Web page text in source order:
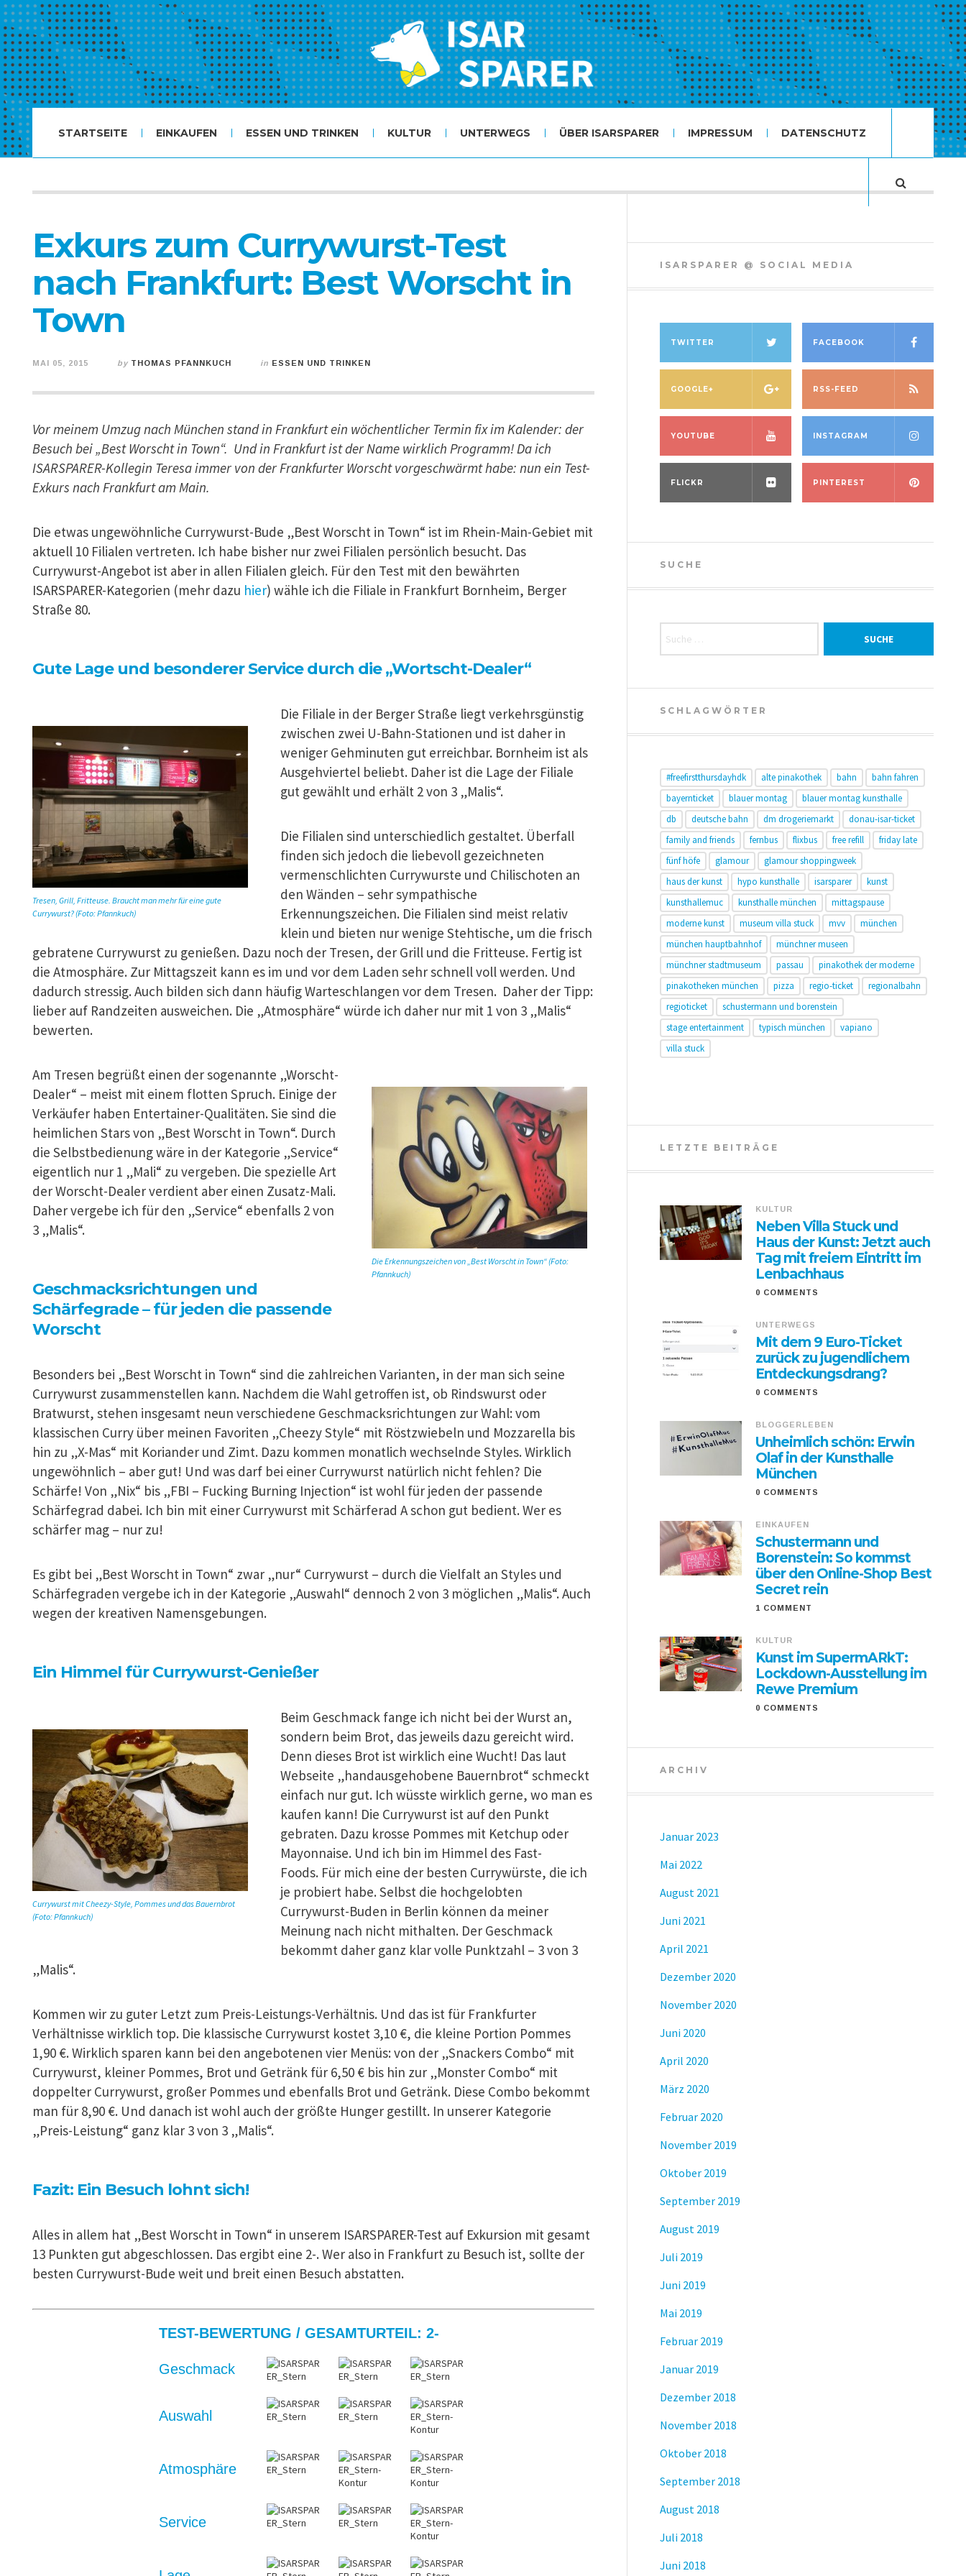
STARTSEITE EINKAUFEN ESSEN UND TRINKEN KULTUR UNTERWEGS ÜBER ISARSPARER IMPRESSUM DATENSCHUTZ
Exkurs zum Currywurst-Test
nach Frankfurt: Best Worscht in
Town
MAI 05, 2015 by THOMAS PFANNKUCH in ESSEN UND TRINKEN
Vor meinem Umzug nach München stand in Frankfurt ein wöchentlicher Termin fix im Kalender: der
Besuch bei „Best Worscht in Town“. Und in Frankfurt ist der Name wirklich Programm! Da ich
ISARSPARER-Kollegin Teresa immer von der Frankfurter Worscht vorgeschwärmt habe: nun ein Test-
Exkurs nach Frankfurt am Main.
Die etwas ungewöhnliche Currywurst-Bude „Best Worscht in Town“ ist im Rhein-Main-Gebiet mit
aktuell 10 Filialen vertreten. Ich habe bisher nur zwei Filialen persönlich besucht. Das
Currywurst-Angebot ist aber in allen Filialen gleich. Für den Test mit den bewährten
ISARSPARER-Kategorien (mehr dazu hier) wähle ich die Filiale in Frankfurt Bornheim, Berger
Straße 80.
Gute Lage und besonderer Service durch die „Wortscht-Dealer“
Tresen, Grill, Fritteuse. Braucht man mehr für eine gute
Currywurst? (Foto: Pfannkuch)
Die Filiale in der Berger Straße liegt verkehrsgünstig
zwischen zwei U-Bahn-Stationen und ist daher in
weniger Gehminuten gut erreichbar. Bornheim ist als
Ausgehviertel beliebt. Daher ist die Lage der Filiale
gut gewählt und erhält 2 von 3 „Malis“.
Die Filialen sind unterschiedlich gestaltet. Überfall
finden sich jedoch die liebevoll gezeichneten
vermenschlichten Currywurste und Chilischoten an
den Wänden – sehr sympathische
Erkennungszeichen. Die Filialen sind meist relativ
klein und bieten nur wenige Stehtische, um die frisch
gebratene Currywurst zu genießen. Dazu noch der Tresen, der Grill und die Fritteuse. Fertig ist
die Atmosphäre. Zur Mittagszeit kann es im und vor dem Laden sehr schnell voll werden. Und
dadurch stressig. Auch bilden sich dann häufig Warteschlangen vor dem Tresen. Daher der Tipp:
lieber auf Randzeiten ausweichen. Die „Atmosphäre“ würde ich daher nur mit 1 von 3 „Malis“
bewerten.
Die Erkennungszeichen von „Best Worscht in Town“ (Foto:
Pfannkuch)
Am Tresen begrüßt einen der sogenannte „Worscht-
Dealer“ – meist mit einem flotten Spruch. Einige der
Verkäufer haben Entertainer-Qualitäten. Sie sind die
heimlichen Stars von „Best Worscht in Town“. Durch
die Selbstbedienung wäre in der Kategorie „Service“
eigentlich nur 1 „Mali“ zu vergeben. Die spezielle Art
der Worscht-Dealer verdient aber einen Zusatz-Mali.
Daher vergebe ich für den „Service“ ebenfalls 2 von
3 „Malis“.
Geschmacksrichtungen und
Schärfegrade – für jeden die passende
Worscht
Besonders bei „Best Worscht in Town“ sind die zahlreichen Varianten, in der man sich seine
Currywurst zusammenstellen kann. Nachdem die Wahl getroffen ist, ob Rindswurst oder
Bratwurst, stehen insgesamt neun verschiedene Geschmacksrichtungen zur Wahl: vom
klassischen Curry über meinen Favoriten „Cheezy Style“ mit Röstzwiebeln und Mozzarella bis
hin zu „X-Mas“ mit Koriander und Zimt. Dazu kommen monatlich wechselnde Styles. Wirklich
ungewöhnlich – aber gut! Und was darf bei einer Currywurst natürlich nicht fehlen? Die
Schärfe! Von „Nix“ bis „FBI – Fucking Burning Injection“ ist wohl für jeden der passende
Schärfegrad dabei. Ich bin mit einer Currywurst mit Schärferad A schon gut bedient. Wer es
schärfer mag – nur zu!
Es gibt bei „Best Worscht in Town“ zwar „nur“ Currywurst – durch die Vielfalt an Styles und
Schärfegraden vergebe ich in der Kategorie „Auswahl“ dennoch 2 von 3 möglichen „Malis“. Auch
wegen der kreativen Namensgebungen.
Ein Himmel für Currywurst-Genießer
Currywurst mit Cheezy-Style, Pommes und das Bauernbrot
(Foto: Pfannkuch)
Beim Geschmack fange ich nicht bei der Wurst an,
sondern beim Brot, das jeweils dazu gereicht wird.
Denn dieses Brot ist wirklich eine Wucht! Das laut
Webseite „handausgehobene Bauernbrot“ schmeckt
einfach nur gut. Ich wüsste wirklich gerne, wo man es
kaufen kann! Die Currywurst ist auf den Punkt
gebraten. Dazu krosse Pommes mit Ketchup oder
Mayonnaise. Und ich bin im Himmel des Fast-
Foods. Für mich eine der besten Currywürste, die ich
je probiert habe. Selbst die hochgelobten
Currywurst-Buden in Berlin können da meiner
Meinung nach nicht mithalten. Der Geschmack
bekommt daher ganz klar volle Punktzahl – 3 von 3
„Malis“.
Kommen wir zu guter Letzt zum Preis-Leistungs-Verhältnis. Und das ist für Frankfurter
Verhältnisse wirklich top. Die klassische Currywurst kostet 3,10 €, die kleine Portion Pommes
1,90 €. Wirklich sparen kann bei den angebotenen vier Menüs: von der „Snackers Combo“ mit
Currywurst, kleiner Pommes, Brot und Getränk für 6,50 € bis hin zur „Monster Combo“ mit
doppelter Currywurst, großer Pommes und ebenfalls Brot und Getränk. Diese Combo bekommt
man für 8,90 €. Und danach ist wohl auch der größte Hunger gestillt. In unserer Kategorie
„Preis-Leistung“ ganz klar 3 von 3 „Malis“.
Fazit: Ein Besuch lohnt sich!
Alles in allem hat „Best Worscht in Town“ in unserem ISARSPARER-Test auf Exkursion mit gesamt
13 Punkten gut abgeschlossen. Das ergibt eine 2-. Wer also in Frankfurt zu Besuch ist, sollte der
besten Currywurst-Bude weit und breit einen Besuch abstatten.
TEST-BEWERTUNG / GESAMTURTEIL: 2-
Geschmack
Auswahl
Atmosphäre
Service
ISARSPARER @ SOCIAL MEDIA
TWITTER FACEBOOK
GOOGLE+ RSS-FEED
YOUTUBE INSTAGRAM
FLICKR PINTEREST
SUCHE
SCHLAGWÖRTER
#freefirstthursdayhdk alte pinakothek bahn
bahn fahren
bayernticket
blauer montag
blauer montag kunsthalle
db
deutsche bahn dm drogeriemarkt
donau-isar-ticket
family and friends
fernbus flixbus free refill
friday late
fünf höfe
glamour
glamour shoppingweek
haus der kunst
hypo kunsthalle isarsparer
kunst
kunsthallemuc
kunsthalle münchen
mittagspause
moderne kunst
museum villa stuck mvv
münchen
münchen hauptbahnhof
münchner museen
münchner stadtmuseum
passau
pinakothek der moderne
pinakotheken münchen
pizza regio-ticket
regionalbahn
regioticket
schustermann und borenstein
stage entertainment
typisch münchen
vapiano
villa stuck
LETZTE BEITRÄGE
KULTUR
Neben Villa Stuck und
Haus der Kunst: Jetzt auch
Tag mit freiem Eintritt im
Lenbachhaus
0 COMMENTS
UNTERWEGS
Mit dem 9 Euro-Ticket
zurück zu jugendlichem
Entdeckungsdrang?
0 COMMENTS
BLOGGERLEBEN
Unheimlich schön: Erwin
Olaf in der Kunsthalle
München
0 COMMENTS
EINKAUFEN
Schustermann und
Borenstein: So kommst
über den Online-Shop Best
Secret rein
1 COMMENT
KULTUR
Kunst im SupermARkT:
Lockdown-Ausstellung im
Rewe Premium
0 COMMENTS
ARCHIV
Januar 2023
Mai 2022
August 2021
Juni 2021
April 2021
Dezember 2020
November 2020
Juni 2020
April 2020
März 2020
Februar 2020
November 2019
Oktober 2019
September 2019
August 2019
Juli 2019
Juni 2019
Mai 2019
Februar 2019
Januar 2019
Dezember 2018
November 2018
Oktober 2018
September 2018
August 2018
Juli 2018
Juni 2018